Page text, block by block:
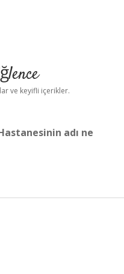
ve keyifli içerikler.
adı ne